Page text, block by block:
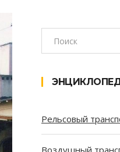
Рельсовый
Воздушный